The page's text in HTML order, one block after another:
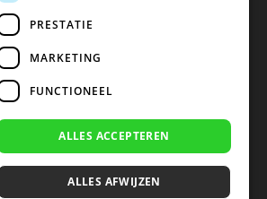
PA Udeninfo(@)koffie-
782 5578KvK 67529623 Btw:
PRESTATIE
MARKETING
FUNCTIONEEL
ALLES ACCEPTEREN
ALLES AFWIJZEN